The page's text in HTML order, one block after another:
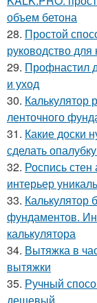
объем бетона
28. Простой
руководство
29. Профнастил
и уход
30. Калькулятор
ленточного
31. Какие доски
сделать
32. Роспись
интерьер
33. Калькулятор
фундаментов.
калькулятора
34. Вытяжка в
вытяжки
35. Ручный
дешевый